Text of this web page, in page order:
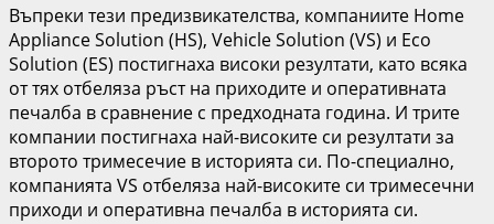
Въпреки тези предизвикателства, компаниите Home
Appliance Solution (HS), Vehicle Solution (VS) и Eco
Solution (ES) постигнаха високи резултати, като всяка
от тях отбеляза ръст на приходите и оперативната
печалба в сравнение с предходната година. И трите
компании постигнаха най-високите си резултати за
второто тримесечие в историята си. По-специално,
компанията VS отбеляза най-високите си тримесечни
приходи и оперативна печалба в историята си.